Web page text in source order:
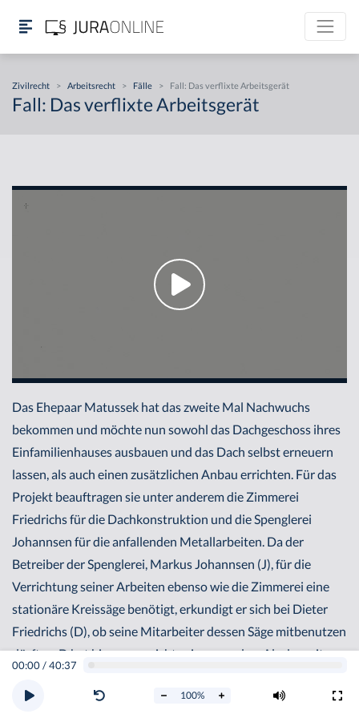
Zivilrecht > Arbeitsrecht > Fälle > Fall: Das verflixte Arbeitsgerät
Fall: Das verflixte Arbeitsgerät
00:00/40:37
100%
Das Ehepaar Matussek hat das zweite Mal Nachwuchs
bekommen und möchte nun sowohl das Dachgeschoss ihres
Einfamilienhauses ausbauen und das Dach selbst erneuern
lassen, als auch einen zusätzlichen Anbau errichten. Für das
Projekt beauftragen sie unter anderem die Zimmerei
Friedrichs für die Dachkonstruktion und die Spenglerei
Johannsen für die anfallenden Metallarbeiten. Da der
Betreiber der Spenglerei, Markus Johannsen (J), für die
Verrichtung seiner Arbeiten ebenso wie die Zimmerei eine
stationäre Kreissäge benötigt, erkundigt er sich bei Dieter
Friedrichs (D), ob seine Mitarbeiter dessen Säge mitbenutzen
dürften. D hat hiergegen nichts einzuwenden. Als der seit
Alexander Schorf (S) unter der Aufsicht des Altgesellen David